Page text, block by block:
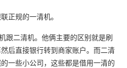
正规的一清机。
跟二清机。他俩主要的区别就是刷
后直接银行转到商家账户。而二清
一些小公司，这些都是借用一清的